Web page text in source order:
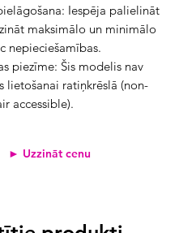
Iespēja palielināt
maksimālo un minimālo
nepieciešamības.
piezīme: Šis modelis nav
lietošanai ratiņkrēslā (non-
accessible).
► Uzzināt cenu